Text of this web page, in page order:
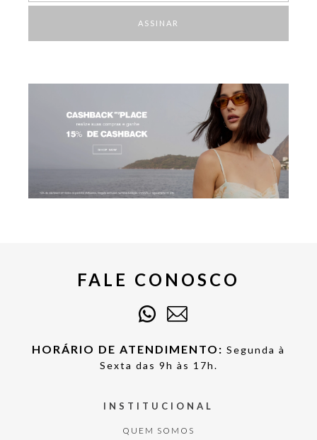
ASSINAR
FALE CONOSCO
HORÁRIO DE ATENDIMENTO: Segunda à
Sexta das 9h às 17h.
INSTITUCIONAL
QUEM SOMOS